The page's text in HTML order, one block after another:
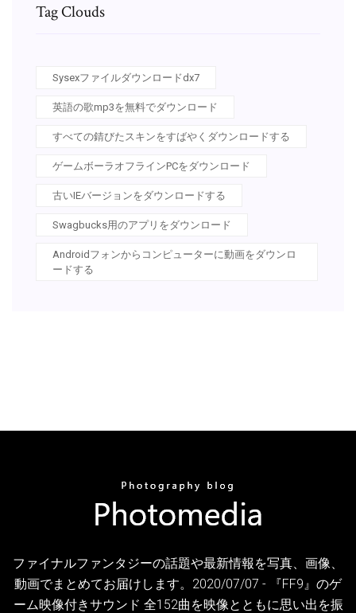
Tag Clouds
Sysexファイルダウンロードdx7
英語の歌mp3を無料でダウンロード
すべての錆びたスキンをすばやくダウンロードする
ゲームボーラオフラインPCをダウンロード
古いIEバージョンをダウンロードする
Swagbucks用のアプリをダウンロード
Androidフォンからコンピューターに動画をダウンロ
ードする
ファイナルファンタジーの話題や最新情報を写真、画像、
動画でまとめてお届けします。2020/07/07 - 『FF9』のゲ
ーム映像付きサウンド 全152曲を映像とともに思い出を振